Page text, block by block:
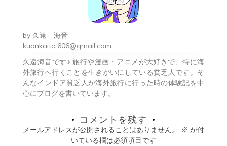
シ
ョ
ン
by 久遠 海音
kuonkaito.606@gmail.com
久遠海音です♪ 旅行や漫画・アニメが大好きで、特に海
外旅行へ行くことを生きがいにしている貧乏人です。そ
んなインドア貧乏人が海外旅行に行った時の体験記を中
心にブログを書いています。
コメントを残す
メールアドレスが公開されることはありません。 ※ が付
いている欄は必須項目です